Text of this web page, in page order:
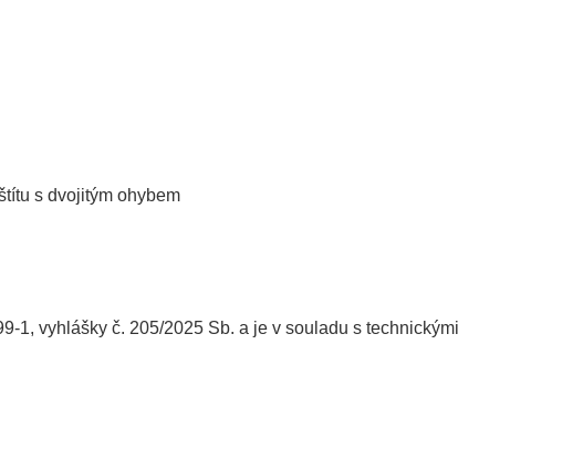
s dvojitým ohybem
1, vyhlášky č. 205/2025 Sb. a je v souladu s technickými